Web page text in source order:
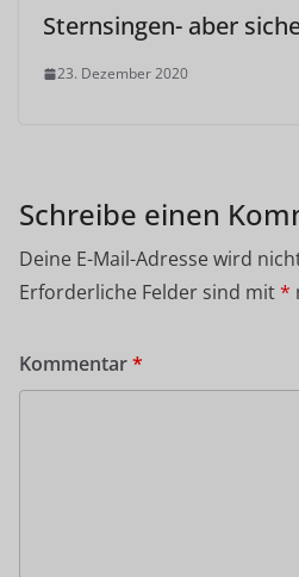
Sternsingen- aber
23. Dezember 2020
Schreibe einen
Deine E-Mail-Adresse wird
Erforderliche Felder sind mit*
Kommentar*